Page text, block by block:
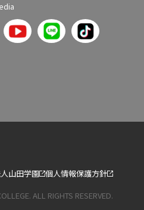
山田学園 個人情報保護方針
ALL RIGHTS RESERVED.